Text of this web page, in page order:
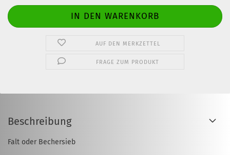
AUF DEN MERKZETTEL
FRAGE ZUM PRODUKT
Beschreibung
Falt oder Bechersieb